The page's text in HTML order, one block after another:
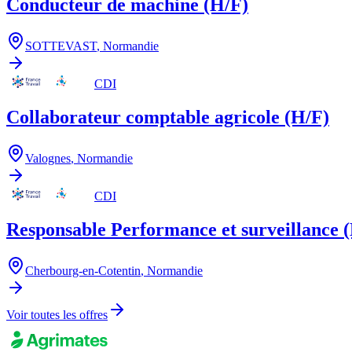
Conducteur de machine (H/F)
SOTTEVAST, Normandie
CDI
Collaborateur comptable agricole (H/F)
Valognes, Normandie
CDI
Responsable Performance et surveillance
Cherbourg-en-Cotentin, Normandie
Voir toutes les offres